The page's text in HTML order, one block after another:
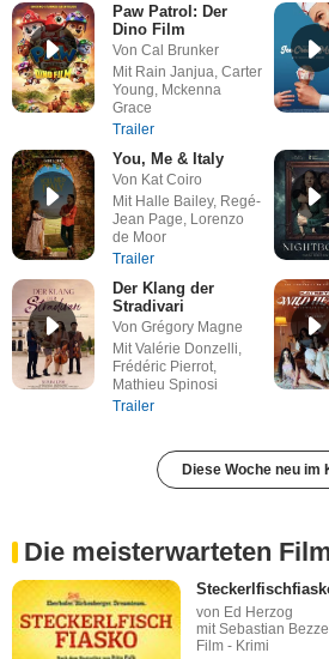
Paw Patrol: Der
Dino Film
Von Cal Brunker
Mit Rain Janjua, Carter
Young, Mckenna
Grace
Trailer
You, Me & Italy
Von Kat Coiro
Mit Halle Bailey, Regé-
Jean Page, Lorenzo
de Moor
Trailer
Der Klang der
Stradivari
Von Grégory Magne
Mit Valérie Donzelli,
Frédéric Pierrot,
Mathieu Spinosi
Trailer
Diese Woche neu im
Die meisterwarteten
von Ed Herzog
mit Sebastian
Film - Krimi